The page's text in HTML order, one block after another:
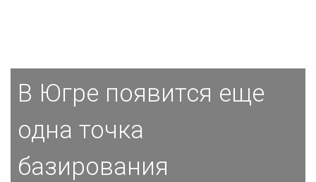
В Югре появится еще
одна точка
базирования